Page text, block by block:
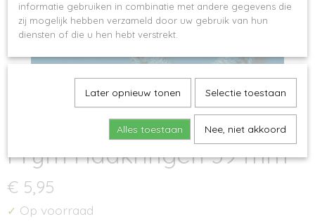
Prym Haakringen 39 mm
€ 5,95
✓ Op voorraad
informatie gebruiken in combinatie met andere gegevens die
zij mogelijk hebben verzameld door uw gebruik van hun
diensten of die u hen hebt verstrekt.
Later opnieuw tonen Selectie toestaan
Alles toestaan Nee, niet akkoord